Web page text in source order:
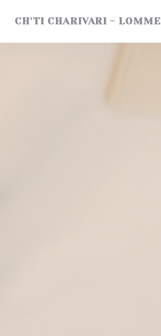
CH'TI CHARIVARI - LOMME